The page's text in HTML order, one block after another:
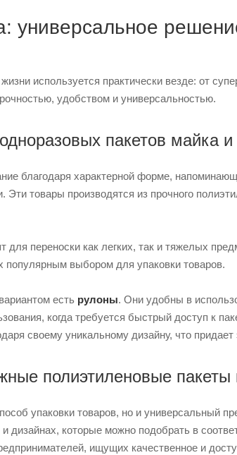
универсальное
используется практически везде: от
удобством и универсальностью.
пакетов майка
благодаря характерной форме,
Эти товары производятся из прочного
для переноски как легких, так и тяжелых
популярным выбором для упаковки товаров.
есть рулоны. Они удобны в
когда требуется быстрый доступ к
своему уникальному дизайну, что придает
полиэтиленовые пакеты
упаковки товаров, но и универсальный
​​дизайнах, которые можно подобрать в
ищущих качественное и